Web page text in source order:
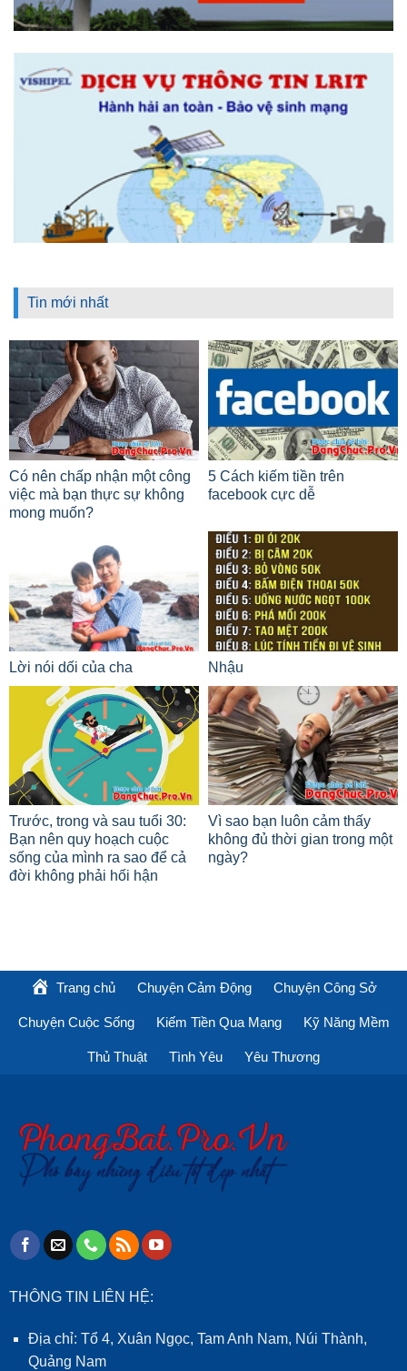
Tin mới nhất
Có nên chấp nhận một công
việc mà bạn thực sự không
mong muốn?
5 Cách kiếm tiền trên
facebook cực dễ
Lời nói dối của cha Nhậu
Trước, trong và sau tuổi 30:
Bạn nên quy hoạch cuộc
sống của mình ra sao để cả
đời không phải hối hận
Vì sao bạn luôn cảm thấy
không đủ thời gian trong một
ngày?
Trang chủ Chuyện Cảm Động Chuyện Công Sở
Chuyện Cuộc Sống Kiếm Tiền Qua Mạng Kỹ Năng Mềm
Thủ Thuật Tình Yêu Yêu Thương
THÔNG TIN LIÊN HỆ:
Địa chỉ: Tổ 4, Xuân Ngọc, Tam Anh Nam, Núi Thành,
Quảng Nam